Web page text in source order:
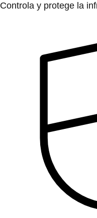
Controla y protege la